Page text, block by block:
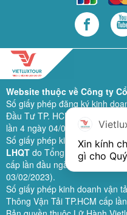
Website thuộc về Công ty
Số giấy phép đăng ký kinh
Đầu Tư TP. HCM cấp lần đầu
lần 4 ngày 04/06/2024).
Số giấy phép kinh doanh lữ
LHQTdo Tổng Cục Du Lịch
cấp lần đầu ngày 26/09/2019
03/02/2023).
Số giấy phép kinh doanh vận
Thông Vận Tải TP.HCM cấp
Xin kính
gì cho